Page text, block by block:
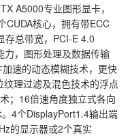
A5000专业图形显卡，
CUDA核心，拥有带ECC
存总带宽，PCI-E 4.0
，图形处理及数据传输
速的动态模糊技术，更快
理过滤及混色技术的浮点
；16倍速角度独立式各向
4个DisplayPort1.4输出端
的显示器或2个真实